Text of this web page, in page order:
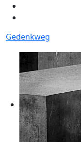
Gedenkweg